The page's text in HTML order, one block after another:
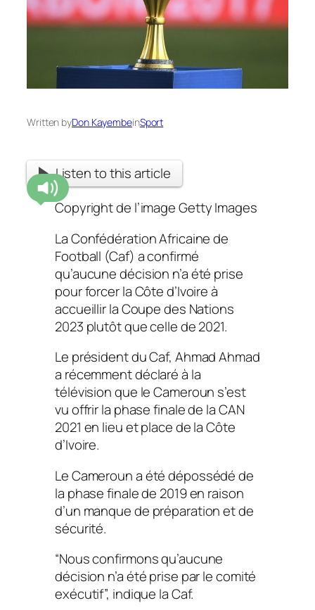
Written byDon KayembeinSport
Listen to this article
Copyright de l’imageGetty Images
La Confédération Africaine de
Football (Caf) a confirmé
qu’aucune décision n’a été prise
pour forcer la Côte d’Ivoire à
accueillir la Coupe des Nations
2023 plutôt que celle de 2021.
Le président du Caf, Ahmad Ahmad
a récemment déclaré à la
télévision que le Cameroun s’est
vu offrir la phase finale de la CAN
2021 en lieu et place de la Côte
d’Ivoire.
Le Cameroun a été dépossédé de
la phase finale de 2019 en raison
d’un manque de préparation et de
sécurité.
“Nous confirmons qu’aucune
décision n’a été prise par le comité
exécutif”, indique la Caf.